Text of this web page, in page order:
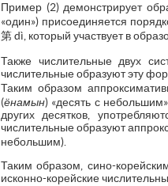
Пример (2) демонстрирует
«один») присоединяется
第 dì, который участвует в
Также числительные двух
числительные образуют эту
Таким образом
(ёнамын) «десять с
других десятков,
числительные образуют
небольшим).
Таким образом, сино-
исконно-корейские